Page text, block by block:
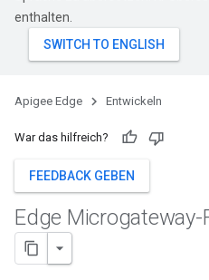
enthalten.
Apigee Edge Entwickeln
War das hilfreich?
FEEDBACK GEBEN
Edge Microgateway-